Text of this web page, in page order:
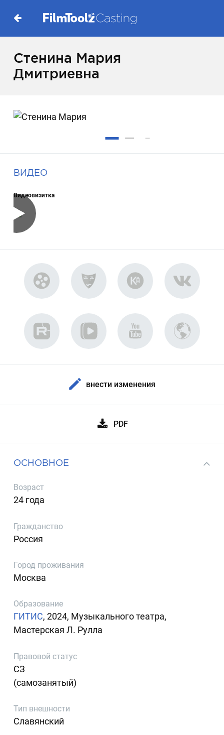
Стенина Мария
Дмитриевна
ВИДЕО
Видеовизитка
внести изменения
PDF
ОСНОВНОЕ
Возраст
24 года
Гражданство
Россия
Город проживания
Москва
Образование
ГИТИС, 2024, Музыкального театра,
Мастерская Л. Рулла
Правовой статус
СЗ
(самозанятый)
Тип внешности
Славянский